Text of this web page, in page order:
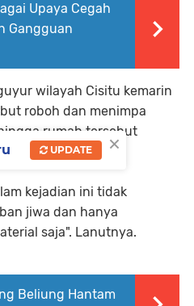
Upaya Cegah
Gangguan
wilayah Cisitu kemarin
roboh dan menimpa
rumah tersebut
Agus.
kejadian ini tidak
jiwa dan hanya
saja". Lanutnya.
Beliung Hantam
×
UPDATE